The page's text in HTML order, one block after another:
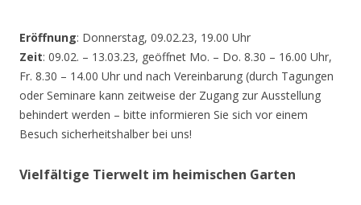
Eröffnung: Donnerstag, 09.02.23, 19.00 Uhr
Zeit: 09.02. – 13.03.23, geöffnet Mo. – Do. 8.30 – 16.00 Uhr,
Fr. 8.30 – 14.00 Uhr und nach Vereinbarung (durch Tagungen
oder Seminare kann zeitweise der Zugang zur Ausstellung
behindert werden – bitte informieren Sie sich vor einem
Besuch sicherheitshalber bei uns!
Vielfältige Tierwelt im heimischen Garten